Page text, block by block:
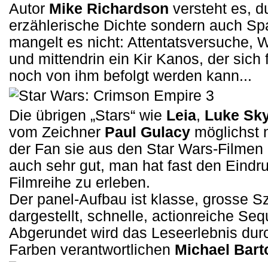
Autor Mike Richardson versteht es,
erzählerische Dichte sondern auch
mangelt es nicht: Attentatsversuche,
und mittendrin ein Kir Kanos, der
noch von ihm befolgt werden kann...
Die übrigen „Stars“ wie Leia, Luke
vom Zeichner Paul Gulacy möglichst
der Fan sie aus den Star Wars-
auch sehr gut, man hat fast den
Filmreihe zu erleben.
Der panel-Aufbau ist klasse, grosse
dargestellt, schnelle, actionreiche
Abgerundet wird das Leseerlebnis
Farben verantwortlichen Michael